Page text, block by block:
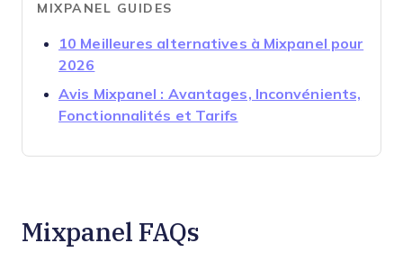
MIXPANEL GUIDES
10 Meilleures alternatives à Mixpanel pour
2026
Avis Mixpanel : Avantages, Inconvénients,
Fonctionnalités et Tarifs
Mixpanel FAQs